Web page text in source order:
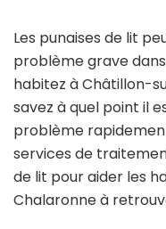
Les punaises de lit
problème grave
habitez à Châtillon-
savez à quel point il
problème
services de
de lit pour aider les
Chalaronne à